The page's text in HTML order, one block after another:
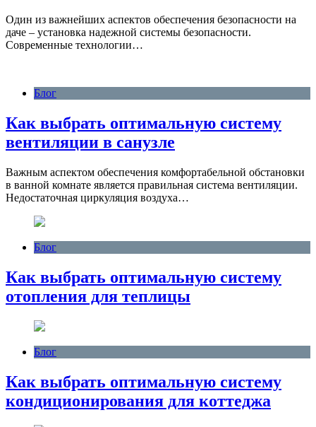
Один из важнейших аспектов обеспечения безопасности на
даче – установка надежной системы безопасности.
Современные технологии…
Блог
Как выбрать оптимальную систему
вентиляции в санузле
Важным аспектом обеспечения комфортабельной обстановки
в ванной комнате является правильная система вентиляции.
Недостаточная циркуляция воздуха…
Блог
Как выбрать оптимальную систему
отопления для теплицы
Блог
Как выбрать оптимальную систему
кондиционирования для коттеджа